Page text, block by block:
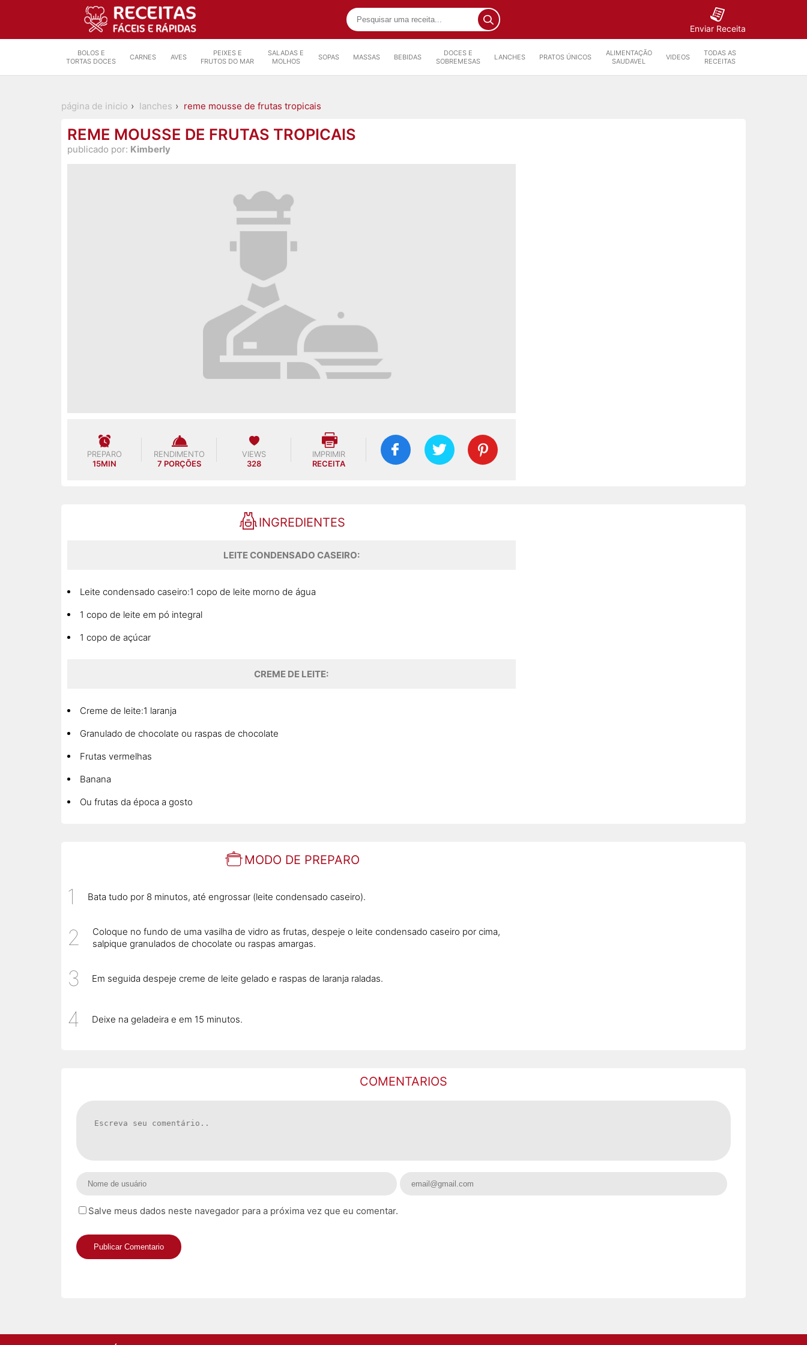
Enviar Receita
BOLOS E
TORTAS DOCES
CARNES AVES
PEIXES E
FRUTOS DO MAR
SALADAS E
MOLHOS
SOPAS MASSAS BEBIDAS
DOCES E
SOBREMESAS
LANCHES PRATOS ÚNICOS
ALIMENTAÇÃO
SAUDAVEL
VIDEOS
TODAS AS
RECEITAS
página de inicio lanches reme mousse de frutas tropicais
REME MOUSSE DE FRUTAS TROPICAIS
publicado por: Kimberly
PREPARO
15MIN
RENDIMENTO
7 PORÇÕES
VIEWS
328
IMPRIMIR
RECEITA
INGREDIENTES
LEITE CONDENSADO CASEIRO:
Leite condensado caseiro:1 copo de leite morno de água
1 copo de leite em pó integral
1 copo de açúcar
CREME DE LEITE:
Creme de leite:1 laranja
Granulado de chocolate ou raspas de chocolate
Frutas vermelhas
Banana
Ou frutas da época a gosto
MODO DE PREPARO
Bata tudo por 8 minutos, até engrossar (leite condensado caseiro).
Coloque no fundo de uma vasilha de vidro as frutas, despeje o leite condensado caseiro por cima,
salpique granulados de chocolate ou raspas amargas.
Em seguida despeje creme de leite gelado e raspas de laranja raladas.
Deixe na geladeira e em 15 minutos.
COMENTARIOS
Salve meus dados neste navegador para a próxima vez que eu comentar.